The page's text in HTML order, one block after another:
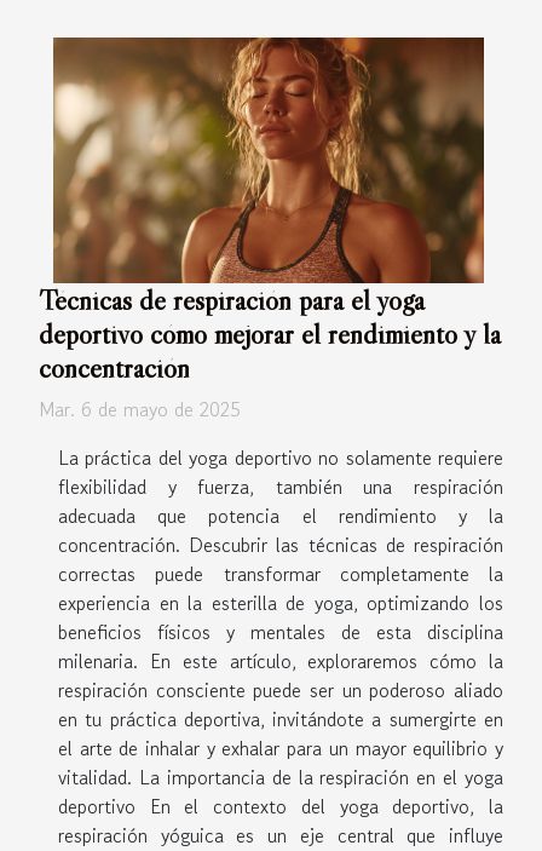
Técnicas de respiración para el yoga
deportivo cómo mejorar el rendimiento y la
concentración
Mar. 6 de mayo de 2025
La práctica del yoga deportivo no solamente requiere
flexibilidad y fuerza, también una respiración
adecuada que potencia el rendimiento y la
concentración. Descubrir las técnicas de respiración
correctas puede transformar completamente la
experiencia en la esterilla de yoga, optimizando los
beneficios físicos y mentales de esta disciplina
milenaria. En este artículo, exploraremos cómo la
respiración consciente puede ser un poderoso aliado
en tu práctica deportiva, invitándote a sumergirte en
el arte de inhalar y exhalar para un mayor equilibrio y
vitalidad. La importancia de la respiración en el yoga
deportivo En el contexto del yoga deportivo, la
respiración yóguica es un eje central que influye